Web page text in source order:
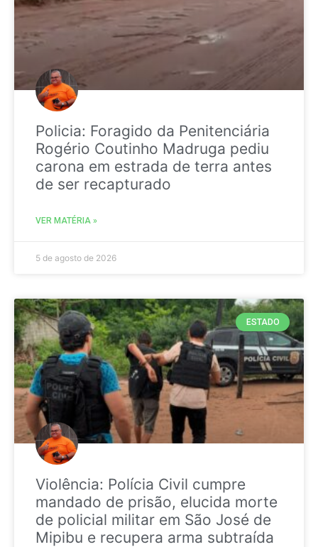
Policia: Foragido da Penitenciária
Rogério Coutinho Madruga pediu
carona em estrada de terra antes
de ser recapturado
VER MATÉRIA »
5 de agosto de 2026
ESTADO
Violência: Polícia Civil cumpre
mandado de prisão, elucida morte
de policial militar em São José de
Mipibu e recupera arma subtraída